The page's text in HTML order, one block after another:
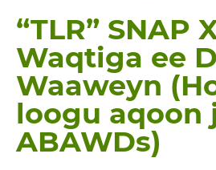
“TLR” SNAP
Waqtiga ee
Waaweyn
loogu aqoon
ABAWDs)